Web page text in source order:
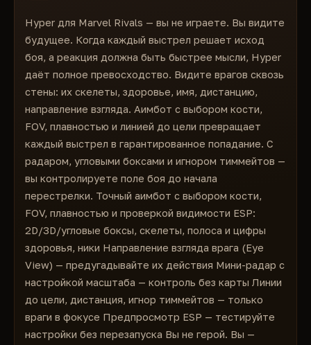
Полоска здоровья
2D Бокс
3D Бокс
Угловой бокс
Линия
Радар
Масштаб радара
Обзор от глаз
Предпросмотр ESP
Сохранить конфиг
Hyper для Marvel Rivals — вы не играете. Вы видите
будущее. Когда каждый выстрел решает исход
боя, а реакция должна быть быстрее мысли, Hyper
даёт полное превосходство. Видите врагов сквозь
стены: их скелеты, здоровье, имя, дистанцию,
направление взгляда. Аимбот с выбором кости,
FOV, плавностью и линией до цели превращает
каждый выстрел в гарантированное попадание. С
радаром, угловыми боксами и игнором тиммейтов —
вы контролируете поле боя до начала
перестрелки. Точный аимбот с выбором кости,
FOV, плавностью и проверкой видимости ESP:
2D/3D/угловые боксы, скелеты, полоса и цифры
здоровья, ники Направление взгляда врага (Eye
View) — предугадывайте их действия Мини-радар с
настройкой масштаба — контроль без карты Линии
до цели, дистанция, игнор тиммейтов — только
враги в фокусе Предпросмотр ESP — тестируйте
настройки без перезапуска Вы не герой. Вы —